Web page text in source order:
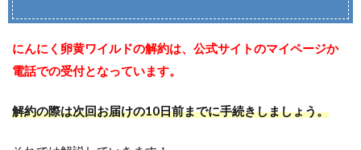
にんにく卵黄ワイルドの解約は、公式サイトのマイページか
電話での受付となっています。
解約の際は次回お届けの10日前までに手続きしましょう。